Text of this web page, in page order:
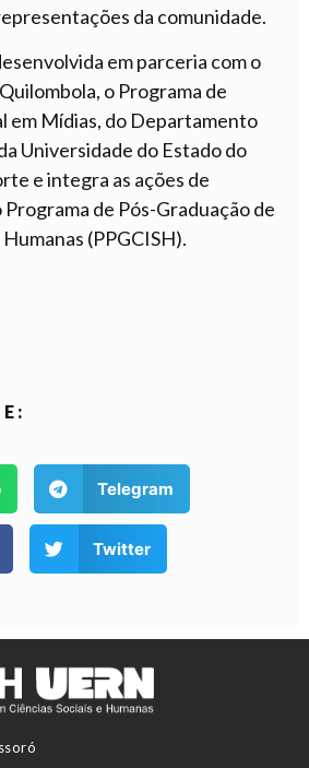
da comunidade.
em parceria com o
o Programa de
em Mídias, do Departamento
Universidade do Estado do
e integra as ações de
de Pós-Graduação de
(PPGCISH).
Telegram
Twitter